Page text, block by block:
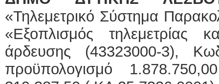
«Τηλεμετρικό Σύστημα
«Εξοπλισμός τηλεμετρίας
άρδευσης (43323000-3),
προϋπολογισμό